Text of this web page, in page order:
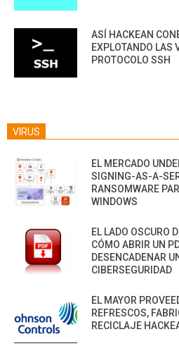
ASÍ HACKEAN
EXPLOTANDO LAS
PROTOCOLO SSH
VIRUS
EL MERCADO
SIGNING-AS-A-
RANSOMWARE
WINDOWS
EL LADO OSCURO
CÓMO ABRIR UN
DESENCADENAR
CIBERSEGURIDAD
EL MAYOR
REFRESCOS,
RECICLAJE